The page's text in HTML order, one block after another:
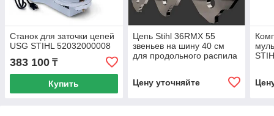
Станок для заточки цепей
USG STIHL 52032000008
383 100 ₸
Купить
Цепь Stihl 36RMX 55
звеньев на шину 40 см
для продольного распила
Цену уточняйте